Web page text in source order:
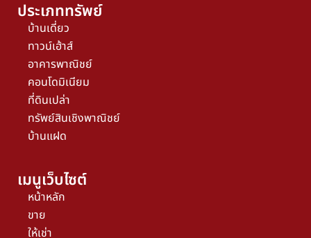
ประเภททรัพย์
บ้านเดี่ยว
ทาวน์เฮ้าส์
อาคารพาณิชย์
คอนโดมิเนียม
ที่ดินเปล่า
ทรัพย์สินเชิงพาณิชย์
บ้านแฝด
เมนูเว็บไซต์
หน้าหลัก
ขาย
ให้เช่า